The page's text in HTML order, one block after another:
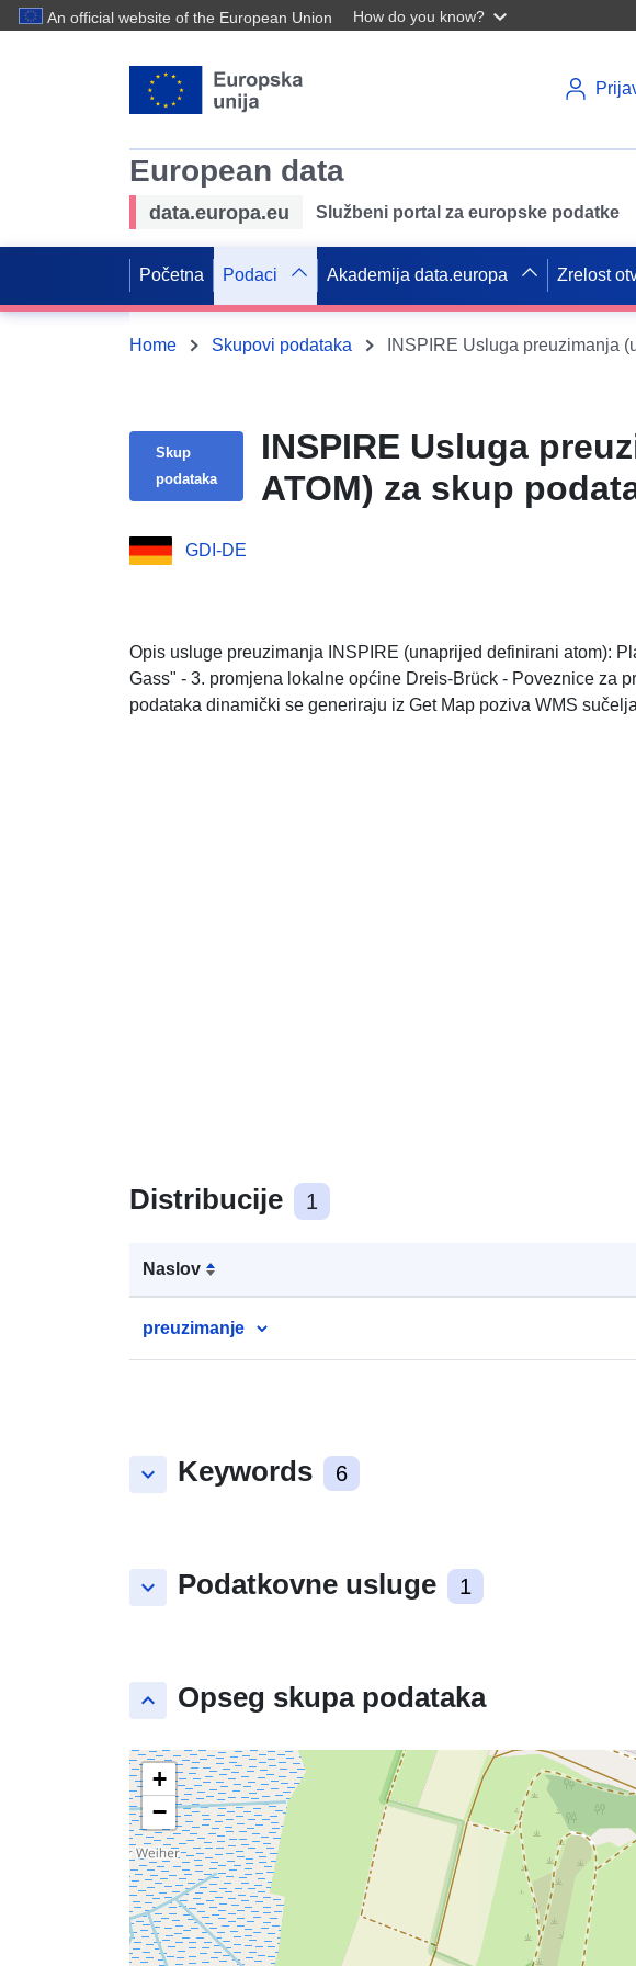
An official website of the European Union How do you know?
European data
data.europa.eu Službeni portal za europske podatke
Početna Podaci Akademija data.europa Zrelost
Home Skupovi podataka
Skup
podataka
INSPIRE Usluga
ATOM) za skup
GDI-DE
Opis usluge preuzimanja INSPIRE (unaprijed definirani atom):
Gass" - 3. promjena lokalne općine Dreis-Brück - Poveznice za
podataka dinamički se generiraju iz Get Map poziva WMS sučelja
Distribucije 1
Naslov
preuzimanje
keyboard_arrow_down Keywords 6
keyboard_arrow_down Podatkovne usluge 1
keyboard_arrow_up Opseg skupa podataka
+
−